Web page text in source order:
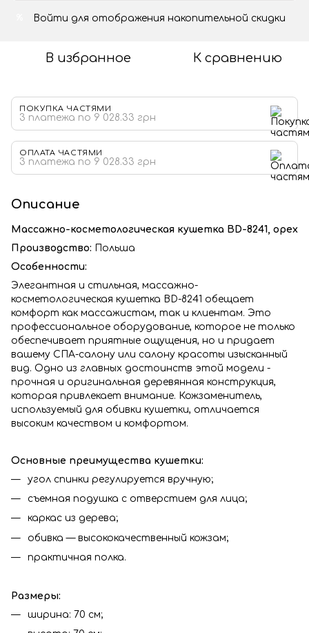
Войти для отображения накопительной скидки
В избранное К сравнению
ПОКУПКА ЧАСТЯМИ
3 платежа по 9 028.33 грн
ОПЛАТА ЧАСТЯМИ
3 платежа по 9 028.33 грн
Описание
Массажно-косметологическая кушетка BD-8241, орех
Производство: Польша
Особенности:
Элегантная и стильная, массажно-
косметологическая кушетка BD-8241 обещает
комфорт как массажистам, так и клиентам. Это
профессиональное оборудование, которое не только
обеспечивает приятные ощущения, но и придает
вашему СПА-салону или салону красоты изысканный
вид. Одно из главных достоинств этой модели -
прочная и оригинальная деревянная конструкция,
которая привлекает внимание. Кожзаменитель,
используемый для обивки кушетки, отличается
высоким качеством и комфортом.
Основные преимущества кушетки:
угол спинки регулируется вручную;
съемная подушка с отверстием для лица;
каркас из дерева;
обивка — высококачественный кожзам;
практичная полка.
Размеры:
ширина: 70 см;